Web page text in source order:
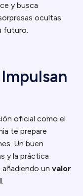
y busca
ocultas.
futuro.
oficial como el
te prepare
Un buen
y la práctica
añadiendo unvalor
.